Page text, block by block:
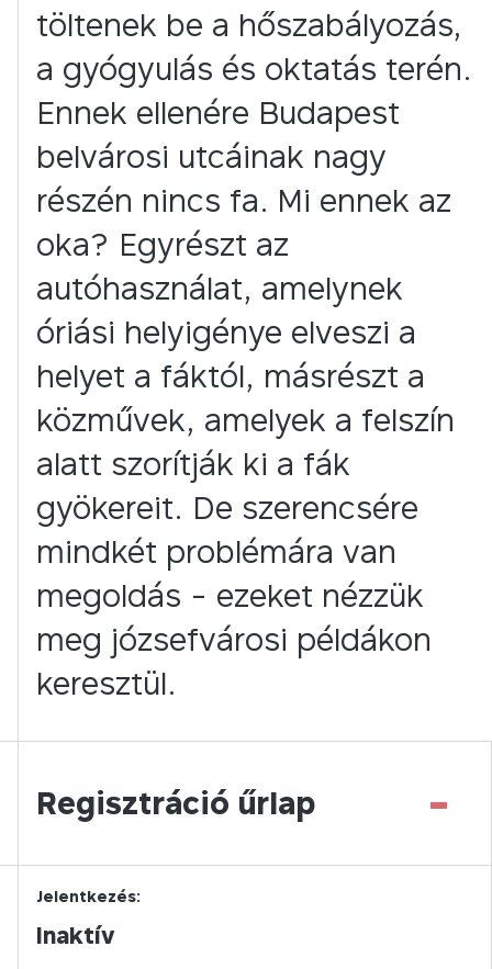
töltenek be a hőszabályozás,
a gyógyulás és oktatás terén.
Ennek ellenére Budapest
belvárosi utcáinak nagy
részén nincs fa. Mi ennek az
oka? Egyrészt az
autóhasználat, amelynek
óriási helyigénye elveszi a
helyet a fáktól, másrészt a
közművek, amelyek a felszín
alatt szorítják ki a fák
gyökereit. De szerencsére
mindkét problémára van
megoldás - ezeket nézzük
meg józsefvárosi példákon
keresztül.
Regisztráció űrlap -
Jelentkezés:
Inaktív